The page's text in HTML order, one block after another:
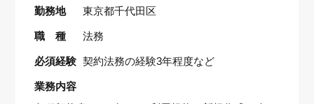
勤務地 東京都千代田区
職 種 法務
必須経験 契約法務の経験3年程度など
業務内容